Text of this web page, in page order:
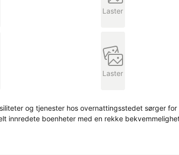
Laster
Laster
og tjenester hos overnattingsstedet sørger
innredete boenheter med en rekke